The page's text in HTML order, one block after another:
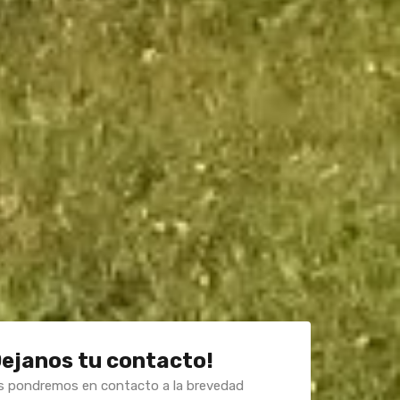
tu contacto!
pondremos en contacto a la brevedad